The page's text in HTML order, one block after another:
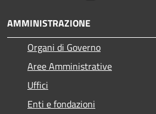
AMMINISTRAZIONE
Organi di Governo
Aree Amministrative
Uffici
Enti e fondazioni